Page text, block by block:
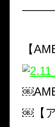
【
￼【ア